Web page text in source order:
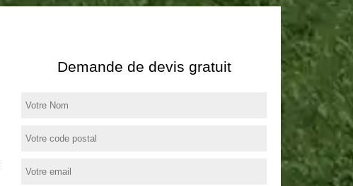
Demande de devis gratuit